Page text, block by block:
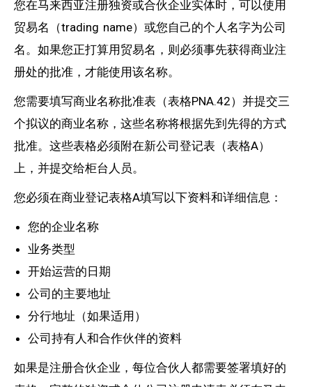
您在马来西亚注册独资或合伙企业实体时，可以使用
贸易名（trading name）或您自己的个人名字为公司
名。如果您正打算用贸易名，则必须事先获得商业注
册处的批准，才能使用该名称。
您需要填写商业名称批准表（表格PNA.42）并提交三
个拟议的商业名称，这些名称将根据先到先得的方式
批准。这些表格必须附在新公司登记表（表格A）
上，并提交给柜台人员。
您必须在商业登记表格A填写以下资料和详细信息：
您的企业名称
业务类型
开始运营的日期
公司的主要地址
分行地址（如果适用）
公司持有人和合作伙伴的资料
如果是注册合伙企业，每位合伙人都需要签署填好的